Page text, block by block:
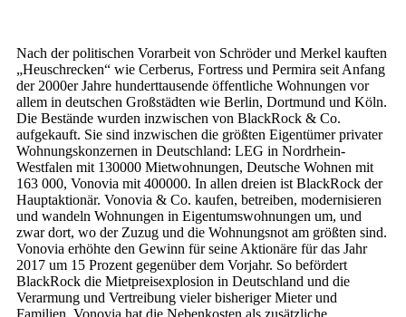
Nach der politischen Vorarbeit von Schröder und Merkel kauften
„Heuschrecken“ wie Cerberus, Fortress und Permira seit Anfang
der 2000er Jahre hunderttausende öffentliche Wohnungen vor
allem in deutschen Großstädten wie Berlin, Dortmund und Köln.
Die Bestände wurden inzwischen von BlackRock & Co.
aufgekauft. Sie sind inzwischen die größten Eigentümer privater
Wohnungskonzernen in Deutschland: LEG in Nordrhein-
Westfalen mit 130000 Mietwohnungen, Deutsche Wohnen mit
163 000, Vonovia mit 400000. In allen dreien ist BlackRock der
Hauptaktionär. Vonovia & Co. kaufen, betreiben, modernisieren
und wandeln Wohnungen in Eigentumswohnungen um, und
zwar dort, wo der Zuzug und die Wohnungsnot am größten sind.
Vonovia erhöhte den Gewinn für seine Aktionäre für das Jahr
2017 um 15 Prozent gegenüber dem Vorjahr. So befördert
BlackRock die Mietpreisexplosion in Deutschland und die
Verarmung und Vertreibung vieler bisheriger Mieter und
Familien. Vonovia hat die Nebenkosten als zusätzliche